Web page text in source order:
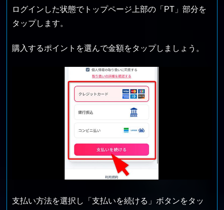
ログインした状態でトップページ上部の「PT」部分を
タップします。
購入するポイントを選んで金額をタップしましょう。
支払い方法を選択し「支払いを続ける」ボタンをタッ